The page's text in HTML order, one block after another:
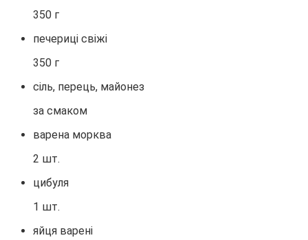
350 г
печериці свіжі
350 г
сіль, перець, майонез
за смаком
варена морква
2 шт.
цибуля
1 шт.
яйця варені